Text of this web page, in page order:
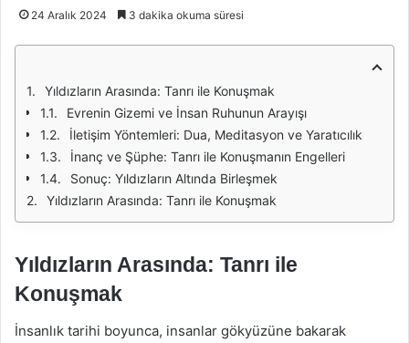
24 Aralık 2024 3 dakika okuma süresi
Yıldızların Arasında: Tanrı ile Konuşmak
Evrenin Gizemi ve İnsan Ruhunun Arayışı
İletişim Yöntemleri: Dua, Meditasyon ve Yaratıcılık
İnanç ve Şüphe: Tanrı ile Konuşmanın Engelleri
Sonuç: Yıldızların Altında Birleşmek
Yıldızların Arasında: Tanrı ile Konuşmak
Yıldızların Arasında: Tanrı ile
Konuşmak
İnsanlık tarihi boyunca, insanlar gökyüzüne bakarak